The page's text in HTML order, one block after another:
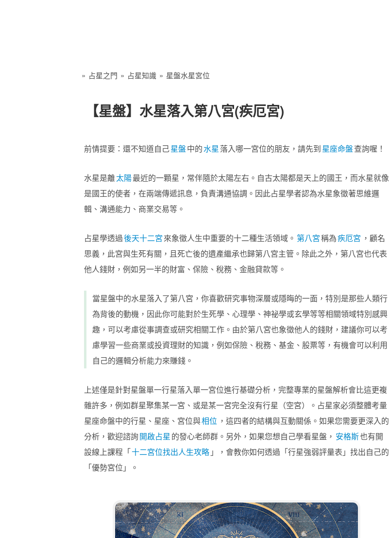
» 占星之門 » 占星知識 » 星盤水星宮位
【星盤】水星落入第八宮(疾厄宮)
前情提要：還不知道自己星盤中的水星 落入哪一宮位的朋友，請先到星座命盤查詢喔！
水星是離太陽最近的一顆星，常伴隨於太陽左右。自古太陽都是天上的國王，而水星就像
是國王的使者，在兩端傳遞訊息，負責溝通協調。因此占星學者認為水星象徵著思維邏
輯、溝通能力、商業交易等。
占星學透過後天十二宮來象徵人生中重要的十二種生活領域。 第八宮稱為疾厄宮 ，顧名
思義，此宮與生死有關，且死亡後的遺產繼承也歸第八宮主管。除此之外，第八宮也代表
他人錢財，例如另一半的財富、保險、稅務、金融貸款等。
當星盤中的水星落入了第八宮，你喜歡研究事物深層或隱晦的一面，特別是那些人類行
為背後的動機，因此你可能對於生死學、心理學、神祕學或玄學等等相關領域特別感興
趣，可以考慮從事調查或研究相關工作。由於第八宮也象徵他人的錢財，建議你可以考
慮學習一些商業或投資理財的知識，例如保險、稅務、基金、股票等，有機會可以利用
自己的邏輯分析能力來賺錢。
上述僅是針對星盤單一行星落入單一宮位進行基礎分析，完整專業的星盤解析會比這更複
雜許多，例如群星聚集某一宮、或是某一宮完全沒有行星（空宮）。占星家必須整體考量
星座命盤中的行星、星座、宮位與相位 ，這四者的結構與互動關係。如果您需要更深入的
分析，歡迎諮詢開啟占星 的發心老師群。另外，如果您想自己學看星盤， 安格斯也有開
設線上課程「十二宮位找出人生攻略 」，會教你如何透過「行星強弱評量表」找出自己的
「優勢宮位」。